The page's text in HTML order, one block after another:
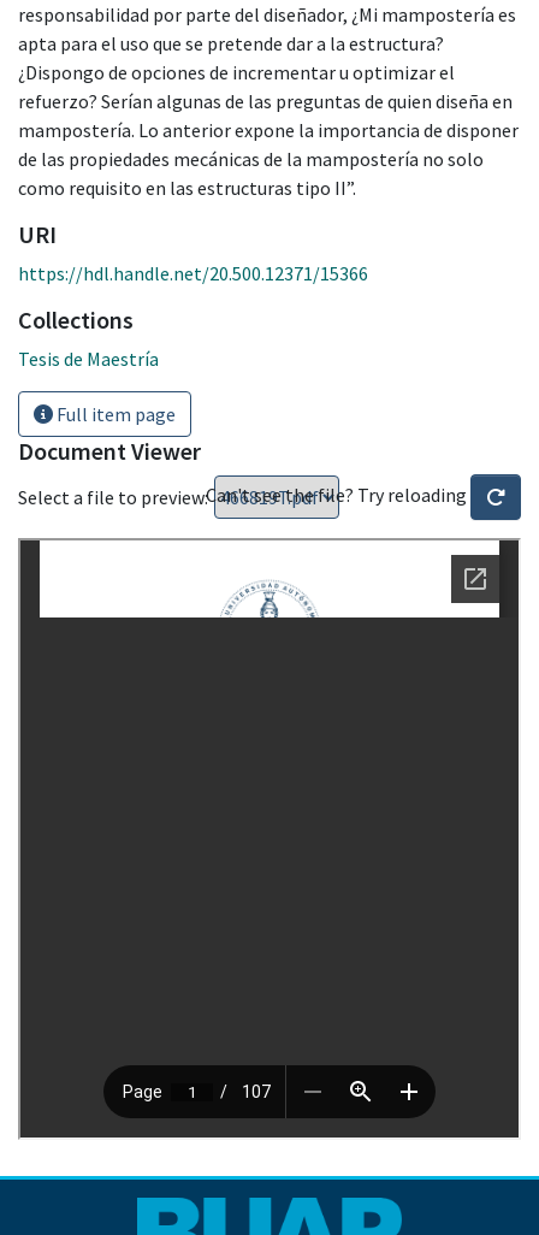
responsabilidad por parte del diseñador, ¿Mi mampostería es
apta para el uso que se pretende dar a la estructura?
¿Dispongo de opciones de incrementar u optimizar el
refuerzo? Serían algunas de las preguntas de quien diseña en
mampostería. Lo anterior expone la importancia de disponer
de las propiedades mecánicas de la mampostería no solo
como requisito en las estructuras tipo II”.
URI
https://hdl.handle.net/20.500.12371/15366
Collections
Tesis de Maestría
Full item page
Document Viewer
Select a file to preview:Can't see the file? Try reloading